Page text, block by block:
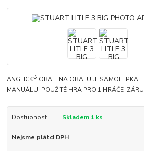
ANGLICKÝ OBAL NA OBALU JE SAMOLEPKA
MANUÁLU POUŽITÉ HRA PRO 1 HRÁČE
Dostupnost Skladem 1 ks
Nejsme plátci DPH